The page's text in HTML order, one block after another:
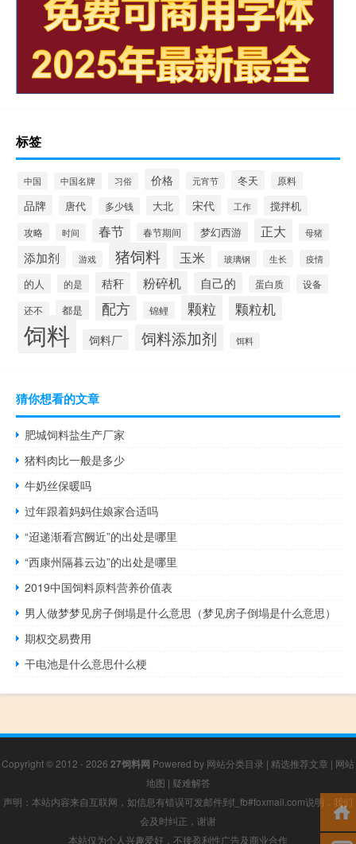
标签
中国 中国名牌 习俗 价格 元宵节 冬天 原料
品牌 唐代 多少钱 大北 宋代 工作 搅拌机
攻略 时间 春节 春节期间 梦幻西游 正大 母猪
添加剂 游戏 猪饲料 玉米 玻璃钢 生长 疫情
的人 的是 秸秆 粉碎机 自己的 蛋白质 设备
还不 都是 配方 锦鲤 颗粒 颗粒机
饲料 饲料厂 饲料添加剂 饵料
猜你想看的文章
肥城饲料盐生产厂家
猪料肉比一般是多少
牛奶丝保暖吗
过年跟着妈妈住娘家合适吗
“迢递渐看宫阙近”的出处是哪里
“西康州隔暮云边”的出处是哪里
2019中国饲料原料营养价值表
男人做梦梦见房子倒塌是什么意思（梦见房子倒塌是什么意思）
期权交易费用
干电池是什么意思什么梗
Copyright © 2012 - 2026 27饲料网 Powered by 网站分类目录 | 精选推荐文章 | 网站
地图 | 疑难解答
声明：本站内容来自互联网，如信息有错误可发邮件到f_fb#foxmail.com说明，我们
会及时纠正，谢谢
本站仅为个人兴趣爱好，不接盈利性广告及商业合作